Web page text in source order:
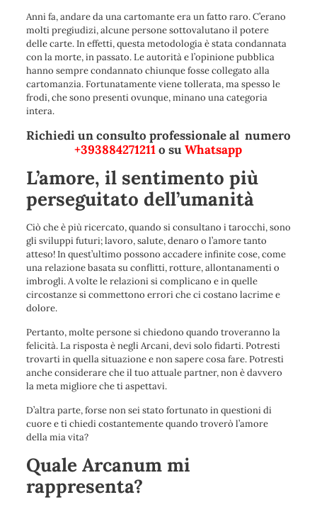
Anni fa, andare da una cartomante era un fatto raro. C’erano
molti pregiudizi, alcune persone sottovalutano il potere
delle carte. In effetti, questa metodologia è stata condannata
con la morte, in passato. Le autorità e l’opinione pubblica
hanno sempre condannato chiunque fosse collegato alla
cartomanzia. Fortunatamente viene tollerata, ma spesso le
frodi, che sono presenti ovunque, minano una categoria
intera.
Richiedi un consulto professionale al numero
+393884271211 o suWhatsapp
L’amore, il sentimento più
perseguitato dell’umanità
Ciò che è più ricercato, quando si consultano i tarocchi, sono
gli sviluppi futuri; lavoro, salute, denaro o l’amore tanto
atteso! In quest’ultimo possono accadere infinite cose, come
una relazione basata su conflitti, rotture, allontanamenti o
imbrogli. A volte le relazioni si complicano e in quelle
circostanze si commettono errori che ci costano lacrime e
dolore.
Pertanto, molte persone si chiedono quando troveranno la
felicità. La risposta è negli Arcani, devi solo fidarti. Potresti
trovarti in quella situazione e non sapere cosa fare. Potresti
anche considerare che il tuo attuale partner, non è davvero
la meta migliore che ti aspettavi.
D’altra parte, forse non sei stato fortunato in questioni di
cuore e ti chiedi costantemente quando troverò l’amore
della mia vita?
Quale Arcanum mi
rappresenta?